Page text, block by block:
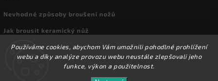
Používáme cookies, abychom Vám umožnili pohodlné prohlížení
webu a díky analýze provozu webu neustále zlepšovali jeho
funkce, výkon a použitelnost.
Nevhodné způsoby broušení nožů
Jak brousit keramický nůž
Archiv